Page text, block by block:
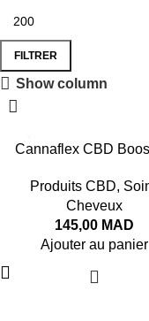
FILTRER
Show column
Cannaflex CBD
Produits CBD,
Cheveux
145,00 MAD
Ajouter au panier